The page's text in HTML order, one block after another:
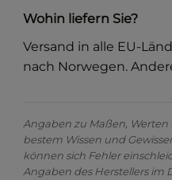
Wohin liefern Sie?
Versand in alle EU-
nach Norwegen.
Angaben zu Maßen,
bestem Wissen und
können sich Fehler
Angaben des Herstellers im